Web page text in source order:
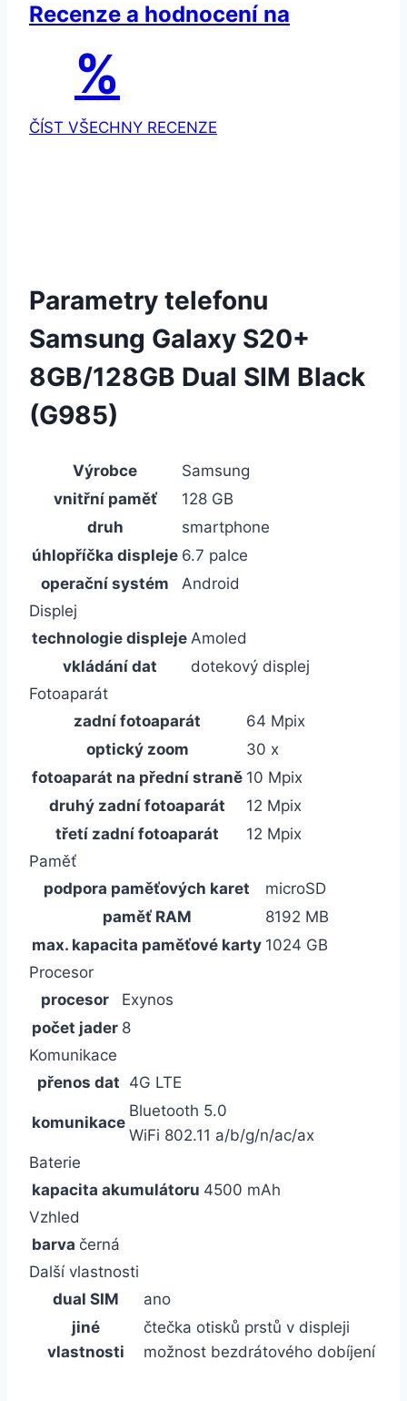
Recenze a hodnocení na
%
ČÍST VŠECHNY RECENZE
Parametry telefonu
Samsung Galaxy S20+
8GB/128GB Dual SIM Black
(G985)
Výrobce
Samsung
vnitřní paměť
128 GB
druh
smartphone
úhlopříčka displeje 6.7 palce
operační systém
Android
Displej
technologie displeje Amoled
vkládání dat
dotekový displej
Fotoaparát
zadní fotoaparát
64 Mpix
optický zoom
30 x
fotoaparát na přední straně 10 Mpix
druhý zadní fotoaparát
12 Mpix
třetí zadní fotoaparát
12 Mpix
Paměť
podpora paměťových karet
microSD
paměť RAM
8192 MB
max. kapacita paměťové karty 1024 GB
Procesor
procesor
Exynos
počet jader 8
Komunikace
přenos dat 4G LTE
komunikace
Bluetooth 5.0
WiFi 802.11 a/b/g/n/ac/ax
Baterie
kapacita akumulátoru 4500 mAh
Vzhled
barva černá
Další vlastnosti
dual SIM
ano
jiné
vlastnosti
čtečka otisků prstů v displeji
možnost bezdrátového dobíjení